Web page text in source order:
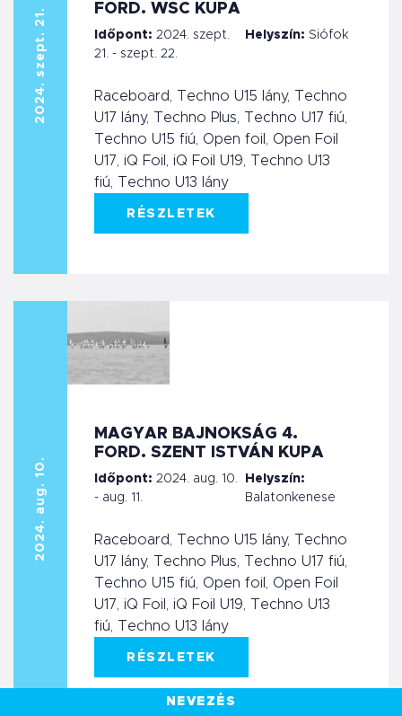
NEVEZÉS
2024. szept. 21.
FORD. WSC KUPA
Időpont: 2024. szept.
21. - szept. 22.
Helyszín: Siófok
Raceboard, Techno U15 lány, Techno
U17 lány, Techno Plus, Techno U17 fiú,
Techno U15 fiú, Open foil, Open Foil
U17, iQ Foil, iQ Foil U19, Techno U13
fiú, Techno U13 lány
RÉSZLETEK
2024. aug. 10.
MAGYAR BAJNOKSÁG 4.
FORD. SZENT ISTVÁN KUPA
Időpont: 2024. aug. 10.
- aug. 11.
Helyszín:
Balatonkenese
Raceboard, Techno U15 lány, Techno
U17 lány, Techno Plus, Techno U17 fiú,
Techno U15 fiú, Open foil, Open Foil
U17, iQ Foil, iQ Foil U19, Techno U13
fiú, Techno U13 lány
RÉSZLETEK